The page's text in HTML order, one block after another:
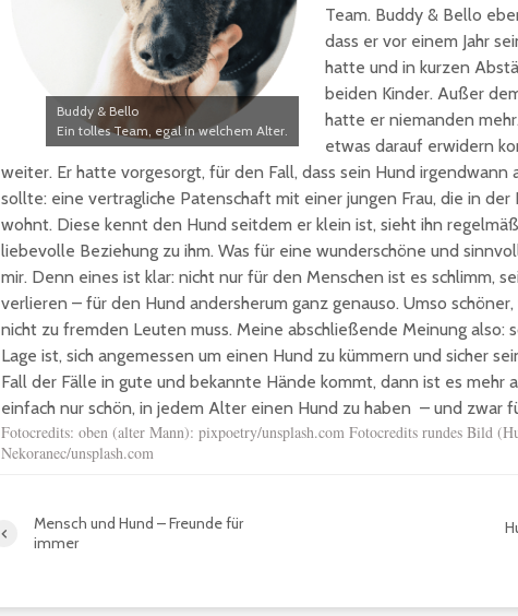
Buddy & Bello
Ein tolles Team, egal in welchem Alter.
Team. Buddy & Bello
dass er vor einem Jahr
hatte und in kurzen
beiden Kinder. Außer
hatte er niemanden
etwas darauf erwidern
weiter. Er hatte vorgesorgt, für den Fall, dass sein Hund irgendwann
sollte: eine vertragliche Patenschaft mit einer jungen Frau, die in der
wohnt. Diese kennt den Hund seitdem er klein ist, sieht ihn
liebevolle Beziehung zu ihm. Was für eine wunderschöne und
mir. Denn eines ist klar: nicht nur für den Menschen ist es schlimm,
verlieren – für den Hund andersherum ganz genauso. Umso
nicht zu fremden Leuten muss. Meine abschließende Meinung also:
Lage ist, sich angemessen um einen Hund zu kümmern und sicher
Fall der Fälle in gute und bekannte Hände kommt, dann ist es mehr
einfach nur schön, in jedem Alter einen Hund zu haben – und zwar
Fotocredits: oben (alter Mann): pixpoetry/unsplash.com Fotocredits rundes Bild
Nekoranec/unsplash.com
Mensch und Hund – Freunde für
immer